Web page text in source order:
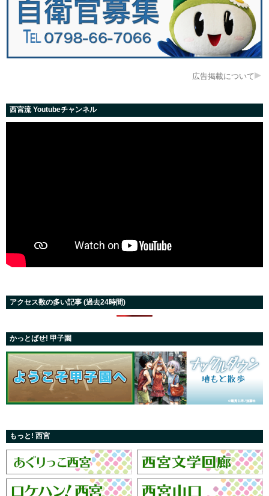
広告掲載について
西宮流 Youtubeチャンネル
アクセス数の多い記事 (過去24時間)
かっとばせ! 甲子園
もっと! 西宮